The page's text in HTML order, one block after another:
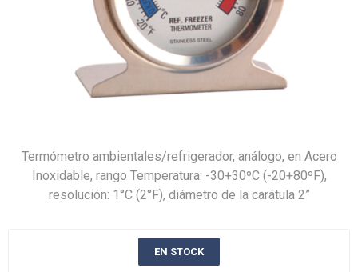
Termómetro ambientales/refrigerador, análogo, en Acero
Inoxidable, rango Temperatura: -30+30ºC (-20+80ºF),
resolución: 1°C (2°F), diámetro de la carátula 2”
EN STOCK